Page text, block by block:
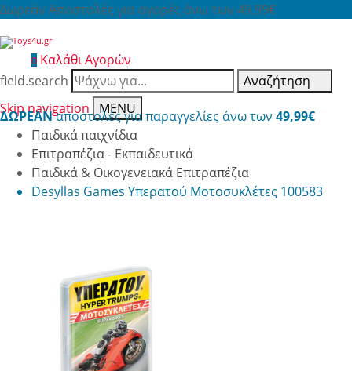
Δωρεάν Αποστολές για αγορές άνω των 49,99€
0 Καλάθι Αγορών
field.search
Αναζήτηση
Skip navigation
MENU
ΔΩΡΕΑΝαποστολές για παραγγελίες άνω των 49,99€
Παιδικά παιχνίδια
Επιτραπέζια - Εκπαιδευτικά
Παιδικά & Οικογενειακά Επιτραπέζια
Desyllas Games Υπερατού Μοτοσυκλέτες 100583